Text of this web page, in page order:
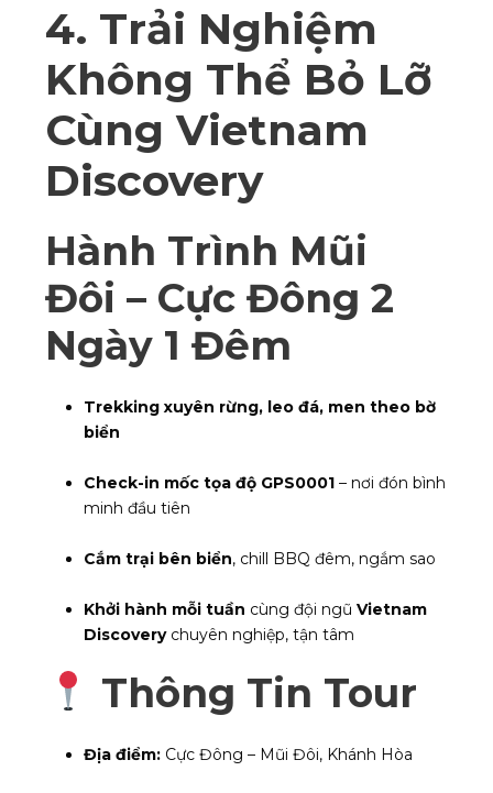
4. Trải Nghiệm
Không Thể Bỏ Lỡ
Cùng Vietnam
Discovery
Hành Trình Mũi
Đôi – Cực Đông 2
Ngày 1 Đêm
Trekking xuyên rừng, leo đá, men theo bờ
biển
Check-in mốc tọa độ GPS0001 – nơi đón bình
minh đầu tiên
Cắm trại bên biển, chill BBQ đêm, ngắm sao
Khởi hành mỗi tuần cùng đội ngũ Vietnam
Discoverychuyên nghiệp, tận tâm
Thông Tin Tour
Địa điểm: Cực Đông – Mũi Đôi, Khánh Hòa